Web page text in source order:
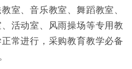
室、音乐教室、舞蹈教室、
活动室、风雨操场等专用教
常进行，采购教育教学必备